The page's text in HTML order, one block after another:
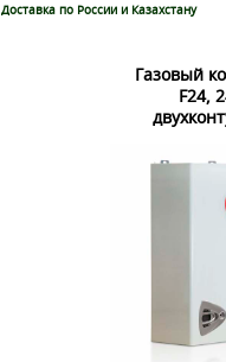
Доставка по России и Казахстану
Газовый
F24,